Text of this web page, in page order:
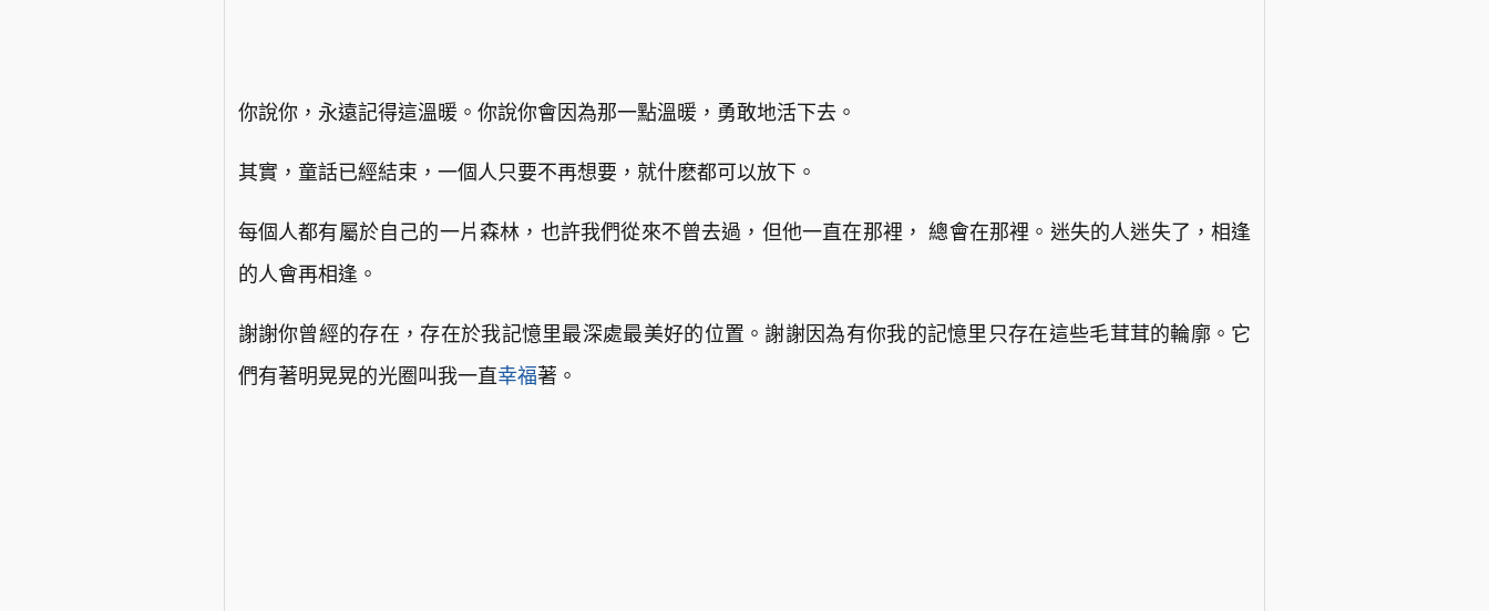
你說你，永遠記得這溫暖。你說你會因為那一點溫暖，勇敢地活下去。
其實，童話已經結束，一個人只要不再想要，就什麽都可以放下。
每個人都有屬於自己的一片森林，也許我們從來不曾去過，但他一直在那裡， 總會在那裡。迷失的人迷失了，相逢
的人會再相逢。
謝謝你曾經的存在，存在於我記憶里最深處最美好的位置。謝謝因為有你我的記憶里只存在這些毛茸茸的輪廓。它
們有著明晃晃的光圈叫我一直幸福著。